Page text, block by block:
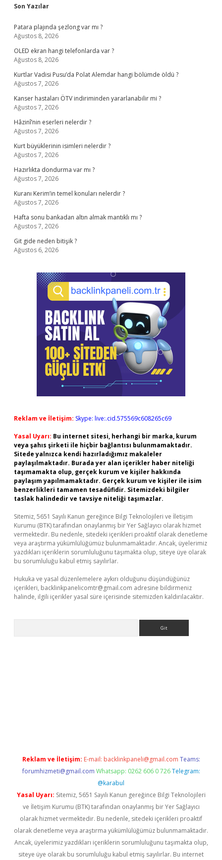
Sidebar
Son Yazılar
Patara plajında şezlong var mı ?
Ağustos 8, 2026
OLED ekran hangi telefonlarda var ?
Ağustos 8, 2026
Kurtlar Vadisi Pusu’da Polat Alemdar hangi bölümde öldü ?
Ağustos 7, 2026
Kanser hastaları ÖTV indiriminden yararlanabilir mi ?
Ağustos 7, 2026
Hâzinî’nin eserleri nelerdir ?
Ağustos 7, 2026
Kurt büyüklerinin isimleri nelerdir ?
Ağustos 7, 2026
Hazırlıkta dondurma var mı ?
Ağustos 7, 2026
Kuranı Kerim’in temel konuları nelerdir ?
Ağustos 7, 2026
Hafta sonu bankadan altın almak mantıklı mı ?
Ağustos 7, 2026
Git gide neden bitişik ?
Ağustos 6, 2026
Reklam ve İletişim: Skype: live:.cid.575569c608265c69
Yasal Uyarı: Bu internet sitesi, herhangi bir marka, kurum
veya şahıs şirketi ile hiçbir bağlantısı bulunmamaktadır.
Sitede yalnızca kendi hazırladığımız makaleler
paylaşılmaktadır. Burada yer alan içerikler haber niteliği
taşımamakta olup, gerçek kurum ve kişiler hakkında
paylaşım yapılmamaktadır. Gerçek kurum ve kişiler ile isim
benzerlikleri tamamen tesadüfidir. Sitemizdeki bilgiler
taslak halindedir ve tavsiye niteliği taşımazlar.
Sitemiz, 5651 Sayılı Kanun gereğince Bilgi Teknolojileri ve İletişim
Kurumu (BTK) tarafından onaylanmış bir Yer Sağlayıcı olarak hizmet
vermektedir. Bu nedenle, sitedeki içerikleri proaktif olarak denetleme
veya araştırma yükümlülüğümüz bulunmamaktadır. Ancak, üyelerimiz
yazdıkları içeriklerin sorumluluğunu taşımakta olup, siteye üye olarak
bu sorumluluğu kabul etmiş sayılırlar.
Hukuka ve yasal düzenlemelere aykırı olduğunu düşündüğünüz
içerikleri, backlinkpanelicomtr@gmail.com adresine bildirmeniz
halinde, ilgili içerikler yasal süre içerisinde sitemizden kaldırılacaktır.
Reklam ve İletişim: E-mail: backlinkpaneli@gmail.com Teams:
forumhizmeti@gmail.com Whatsapp: 0262 606 0 726 Telegram:
@karabul
Yasal Uyarı: Sitemiz, 5651 Sayılı Kanun gereğince Bilgi Teknolojileri
ve İletişim Kurumu (BTK) tarafından onaylanmış bir Yer Sağlayıcı
olarak hizmet vermektedir. Bu nedenle, sitedeki içerikleri proaktif
olarak denetleme veya araştırma yükümlülüğümüz bulunmamaktadır.
Ancak, üyelerimiz yazdıkları içeriklerin sorumluluğunu taşımakta olup,
siteye üye olarak bu sorumluluğu kabul etmiş sayılırlar. Bu internet